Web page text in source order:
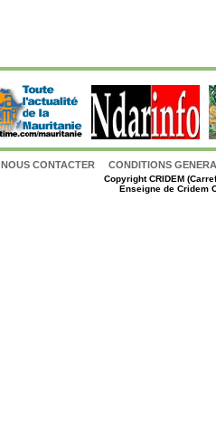
NOUS CONTACTER CONDITIONS
CopyrightCRIDEM
Enseigne de Cridem